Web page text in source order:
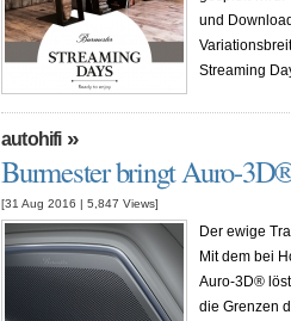
und
Streaming
autohifi»
Burmester bringt Auro-
[31 Aug 2016 | 5,847 Views]
Der ewige
Mit dem bei
Auro-3D®
die Grenzen